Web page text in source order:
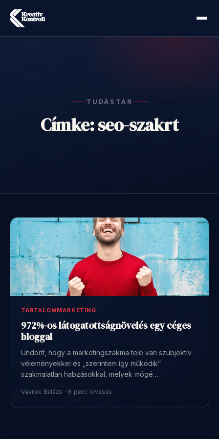
TUDÁSTÁR
Címke: seo-szakrt
TARTALOMMARKETING
972%-os látogatottságnövelés egy céges
bloggal
Undorít, hogy a marketingszakma tele van szubjektív
véleményekkel és „szerintem így működik”
szakmaiatlan habzásokkal, melyek mögé…
Vavrek Balázs · 6 perc olvasás